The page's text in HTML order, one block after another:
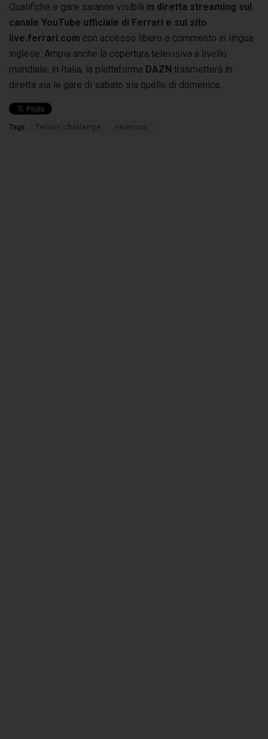
Qualifiche e gare saranno visibili in diretta streaming sul
canale YouTube ufficiale di Ferrari e sul sito
live.ferrari.com con accesso libero e commento in lingua
inglese. Ampia anche la copertura televisiva a livello
mondiale; in Italia, la piattaforma DAZN trasmetterà in
diretta sia le gare di sabato sia quelle di domenica.
Tags: ferrari challenge valencia